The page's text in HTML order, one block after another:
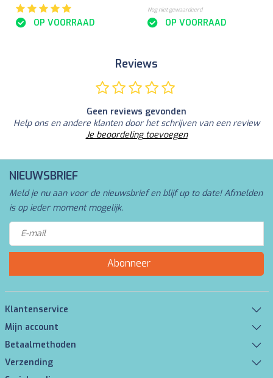
OP VOORRAAD
Nog niet gewaardeerd
OP VOORRAAD
Reviews
Geen reviews gevonden
Help ons en andere klanten door het schrijven van een review
Je beoordeling toevoegen
NIEUWSBRIEF
Meld je nu aan voor de nieuwsbrief en blijf up to date! Afmelden
is op ieder moment mogelijk.
Abonneer
Klantenservice
Mijn account
Betaalmethoden
Verzending